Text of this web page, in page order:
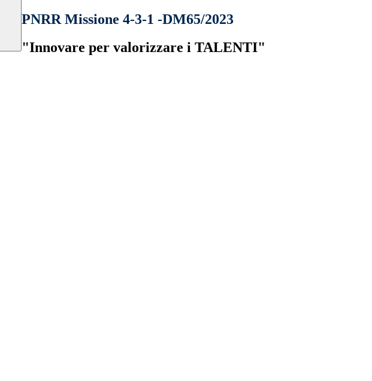
PNRR Missione 4-3-1 -DM65/2023
"Innovare per valorizzare i TALENTI"